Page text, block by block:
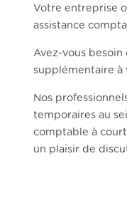
Votre entreprise
assistance
Avez-vous
supplémentaire à
Nos
temporaires au
comptable à
un plaisir de